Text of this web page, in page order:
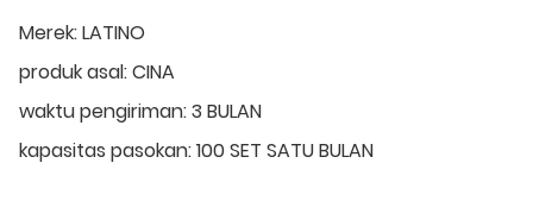
Merek:LATINO
produk asal:CINA
waktu pengiriman:3 BULAN
kapasitas pasokan:100 SET SATU BULAN